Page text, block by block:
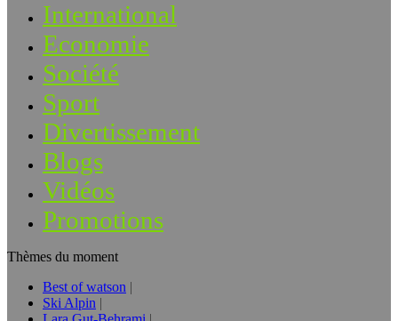
International
Economie
Société
Sport
Divertissement
Blogs
Vidéos
Promotions
Thèmes du moment
Best of watson
Ski Alpin